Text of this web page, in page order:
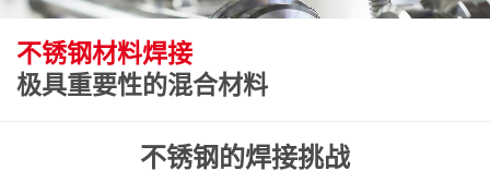
不锈钢材料焊接
极具重要性的混合材料
不锈钢的焊接挑战